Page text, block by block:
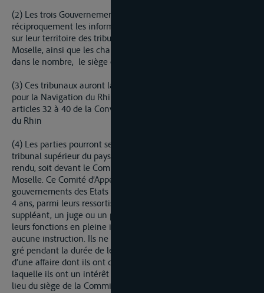
(2) Les trois Gouvernements se communiqueront
réciproquement les informations relatives à l’établissement
sur leur territoire des tribunaux pour la navigation de la
Moselle, ainsi que les changements qui seraient apportés
dans le nombre, le siège et la compétence de ces tribunaux.
(3) Ces tribunaux auront la même procédure que les tribunaux
pour la Navigation du Rhin telle qu’elle est définie dans les
articles 32 à 40 de la Convention révisée pour la Navigation
du Rhin
(4) Les parties pourront se pourvoir en appel soit devant le
tribunal supérieur du pays dans lequel le jugement aura été
rendu, soit devant le Comité d’Appel de la Commission de la
Moselle. Ce Comité d’Appel se compose de 3 membres. Les
gouvernements des Etats contractants nomment, chacun pour
4 ans, parmi leurs ressortissants comme membre et membre
suppléant, un juge ou un professeur de droit. Ceux-ci exercent
leurs fonctions en pleine indépendance et ne sont liés par
aucune instruction. Ils ne peuvent être révoqués contre leur
gré pendant la durée de leur mandat. Ils ne peuvent connaître
d’une affaire dont ils ont déjà été saisai par ailleurs, ou à
laquelle ils ont un intérêt direct. Le Comité d’Appel siège au
lieu du siège de la Commission de la Moselle. Il règle sa